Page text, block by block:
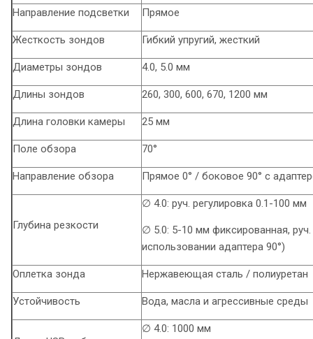
Направление подсветки Прямое
Жесткость зондов Гибкий упругий, жесткий
Диаметры зондов 4.0, 5.0 мм
Длины зондов 260, 300, 600, 670, 1200 мм
Длина головки камеры 25 мм
Поле обзора 70°
Направление обзора Прямое 0° / боковое 90° с
Глубина резкости
∅ 4.0: руч. регулировка 0.1-100 мм
∅ 5.0: 5-10 мм фиксированная,
использовании адаптера 90°)
Оплетка зонда Нержавеющая сталь / полиуретан
Устойчивость Вода, масла и агрессивные среды
∅ 4.0: 1000 мм